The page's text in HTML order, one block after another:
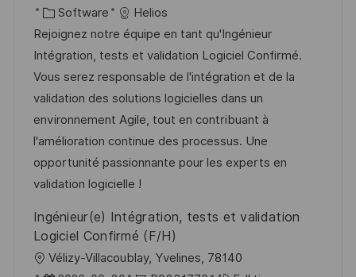
c
a
t
i
o
n
o
s
t
e
d
D
a
t
e
o
b
I
d
C
a
t
e
g
o
r
y
Software
Helios
Rejoignez notre équipe en tant qu'Ingénieur
Intégration, tests et validation Logiciel Confirmé.
Vous serez responsable de l'intégration et de la
validation des solutions logicielles dans un
environnement Agile, tout en contribuant à
l'amélioration continue des processus. Une
opportunité passionnante pour les experts en
validation logicielle !
Ingénieur(e) Intégration, tests et validation
Logiciel Confirmé (F/H)
L
Vélizy-Villacoublay, Yvelines, 78140